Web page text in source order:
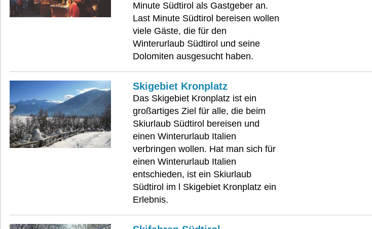
Minute Südtirol als Gastgeber an.
Last Minute Südtirol bereisen wollen
viele Gäste, die für den
Winterurlaub Südtirol und seine
Dolomiten ausgesucht haben.
Skigebiet Kronplatz
Das Skigebiet Kronplatz ist ein
großartiges Ziel für alle, die beim
Skiurlaub Südtirol bereisen und
einen Winterurlaub Italien
verbringen wollen. Hat man sich für
einen Winterurlaub Italien
entschieden, ist ein Skiurlaub
Südtirol im l Skigebiet Kronplatz ein
Erlebnis.